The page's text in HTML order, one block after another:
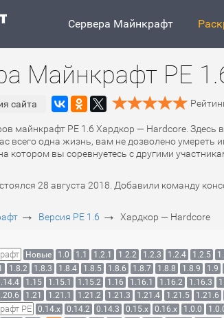
Сервера Майнкрафт
Майнкрафт PE
сайта
майнкрафт PE 1.6 Хардкор — Hardcore. Здесь
всего одна жизнь, вам не дозволено умереть
котором вы соревнуетесь с другими
28 августа 2018. Добавили команду
→ Версия PE 1.6 → Хардкор — Hardcore
Новые 1.0 1.1 1.2.1 1.2.2 1.2.3 1.2.4 1.2.5
1.8.2 1.8.3 1.8.4 1.8.5 1.8.6 1.8.7 1.8.8 1.8.9 1.9
1.15 1.15.1 1.15.2 1.16 1.16.1 1.16.2 1.16.3
1.21 1.21.1 1.21.2 1.21.3 1.21.4 1.21.5 1.21.6
PE 0.14.x 0.14.2 0.14.3 0.15.x 0.16.x 1.0.0